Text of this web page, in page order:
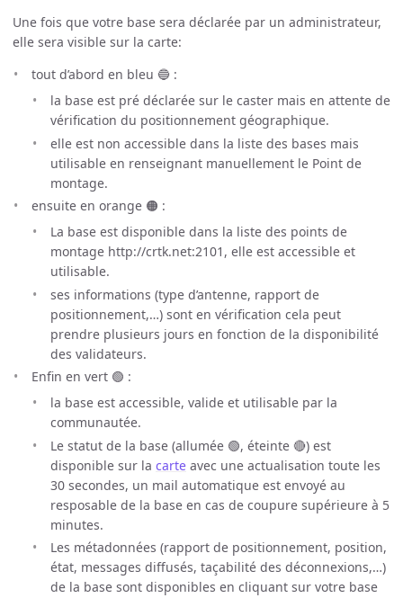
Une fois que votre base sera déclarée par un administrateur,
elle sera visible sur la carte:
tout d’abord en bleu 🔵 :
la base est pré déclarée sur le caster mais en attente de
vérification du positionnement géographique.
elle est non accessible dans la liste des bases mais
utilisable en renseignant manuellement le Point de
montage.
ensuite en orange 🟠 :
La base est disponible dans la liste des points de
montage http://crtk.net:2101, elle est accessible et
utilisable.
ses informations (type d’antenne, rapport de
positionnement,…) sont en vérification cela peut
prendre plusieurs jours en fonction de la disponibilité
des validateurs.
Enfin en vert 🟢 :
la base est accessible, valide et utilisable par la
communautée.
Le statut de la base (allumée 🟢, éteinte 🔴) est
disponible sur la carte avec une actualisation toute les
30 secondes, un mail automatique est envoyé au
resposable de la base en cas de coupure supérieure à 5
minutes.
Les métadonnées (rapport de positionnement, position,
état, messages diffusés, taçabilité des déconnexions,…)
de la base sont disponibles en cliquant sur votre base